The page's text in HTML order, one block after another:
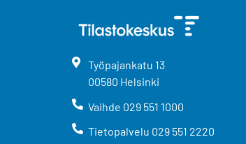
Työpajankatu 13
00580 Helsinki
Vaihde 029 551 1000
Tietopalvelu 029 551 2220